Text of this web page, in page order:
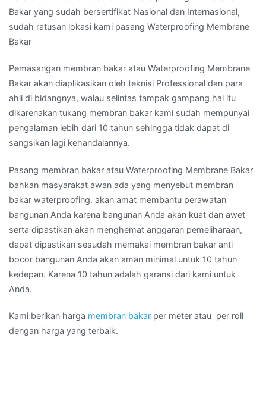
Bakar yang sudah bersertifikat Nasional dan Internasional,
sudah ratusan lokasi kami pasang Waterproofing Membrane
Bakar
Pemasangan membran bakar atau Waterproofing Membrane
Bakar akan diaplikasikan oleh teknisi Professional dan para
ahli di bidangnya, walau selintas tampak gampang hal itu
dikarenakan tukang membran bakar kami sudah mempunyai
pengalaman lebih dari 10 tahun sehingga tidak dapat di
sangsikan lagi kehandalannya.
Pasang membran bakar atau Waterproofing Membrane Bakar
bahkan masyarakat awan ada yang menyebut membran
bakar waterproofing. akan amat membantu perawatan
bangunan Anda karena bangunan Anda akan kuat dan awet
serta dipastikan akan menghemat anggaran pemeliharaan,
dapat dipastikan sesudah memakai membran bakar anti
bocor bangunan Anda akan aman minimal untuk 10 tahun
kedepan. Karena 10 tahun adalah garansi dari kami untuk
Anda.
Kami berikan harga membran bakar per meter atau per roll
dengan harga yang terbaik.